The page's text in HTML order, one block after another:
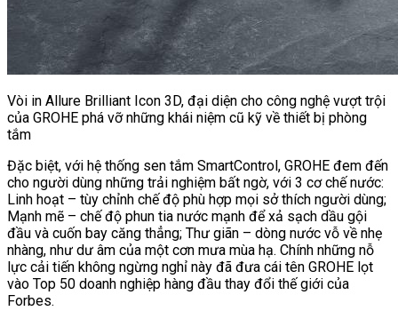
Vòi in Allure Brilliant Icon 3D, đại diện cho công nghệ vượt trội
của GROHE phá vỡ những khái niệm cũ kỹ về thiết bị phòng
tắm
Đặc biệt, với hệ thống sen tắm SmartControl, GROHE đem đến
cho người dùng những trải nghiệm bất ngờ, với 3 cơ chế nước:
Linh hoạt – tùy chỉnh chế độ phù hợp mọi sở thích người dùng;
Mạnh mẽ – chế độ phun tia nước mạnh để xả sạch dầu gội
đầu và cuốn bay căng thẳng; Thư giãn – dòng nước vỗ về nhẹ
nhàng, như dư âm của một cơn mưa mùa hạ. Chính những nỗ
lực cải tiến không ngừng nghỉ này đã đưa cái tên GROHE lọt
vào Top 50 doanh nghiệp hàng đầu thay đổi thế giới của
Forbes.